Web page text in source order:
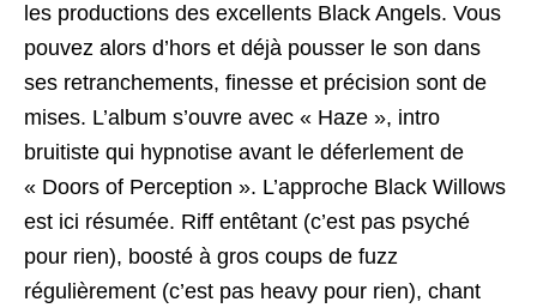
les productions des excellents Black Angels. Vous
pouvez alors d’hors et déjà pousser le son dans
ses retranchements, finesse et précision sont de
mises. L’album s’ouvre avec « Haze », intro
bruitiste qui hypnotise avant le déferlement de
« Doors of Perception ». L’approche Black Willows
est ici résumée. Riff entêtant (c’est pas psyché
pour rien), boosté à gros coups de fuzz
régulièrement (c’est pas heavy pour rien), chant